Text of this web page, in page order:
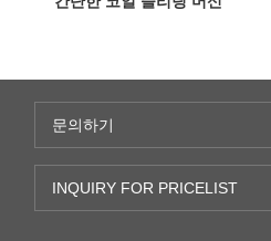
문의하기
INQUIRY FOR PRICELIST